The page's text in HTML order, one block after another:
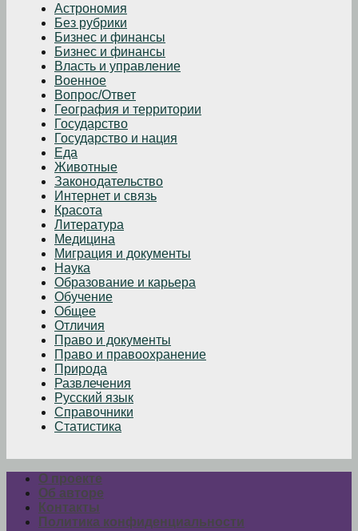
Астрономия
Без рубрики
Бизнеc и финансы
Бизнес и финансы
Власть и управление
Военное
Вопрос/Ответ
География и территории
Государство
Государство и нация
Еда
Животные
Законодательство
Интернет и связь
Красота
Литература
Медицина
Миграция и документы
Наука
Образование и карьера
Обучение
Общее
Отличия
Право и документы
Право и правоохранение
Природа
Развлечения
Русский язык
Справочники
Статистика
О проекте
Об авторе
Контакты
Политика конфиденциальности